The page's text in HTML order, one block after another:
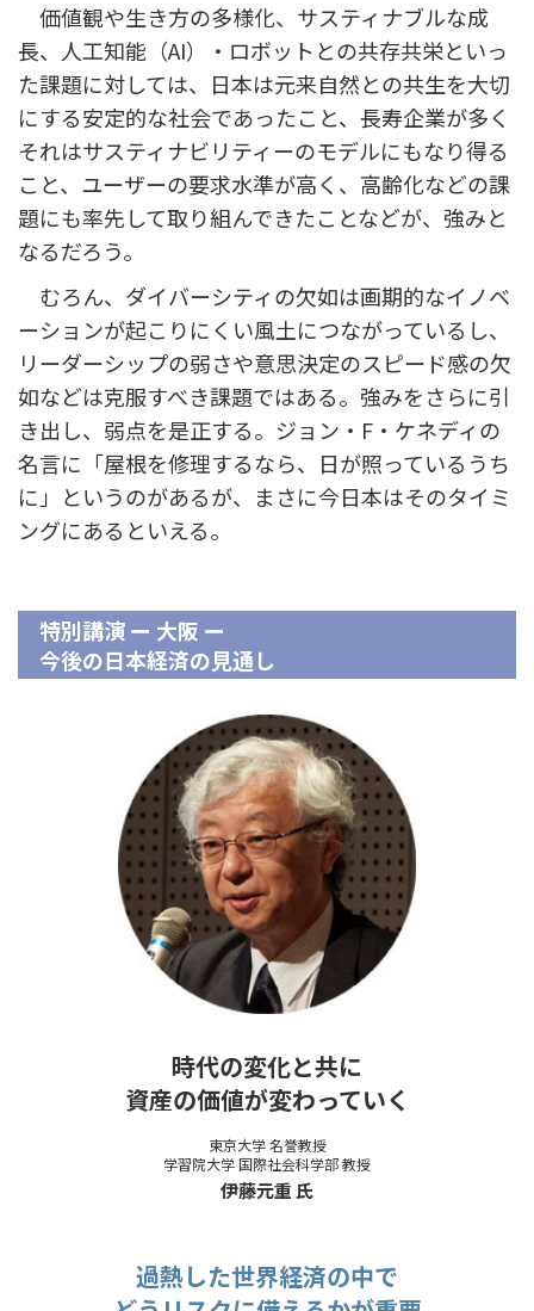
価値観や生き方の多様化、サスティナブルな成
長、人工知能（AI）・ロボットとの共存共栄といっ
た課題に対しては、日本は元来自然との共生を大切
にする安定的な社会であったこと、長寿企業が多く
それはサスティナビリティーのモデルにもなり得る
こと、ユーザーの要求水準が高く、高齢化などの課
題にも率先して取り組んできたことなどが、強みと
なるだろう。
むろん、ダイバーシティの欠如は画期的なイノベ
ーションが起こりにくい風土につながっているし、
リーダーシップの弱さや意思決定のスピード感の欠
如などは克服すべき課題ではある。強みをさらに引
き出し、弱点を是正する。ジョン・F・ケネディの
名言に「屋根を修理するなら、日が照っているうち
に」というのがあるが、まさに今日本はそのタイミ
ングにあるといえる。
特別講演 ー 大阪 ー
今後の日本経済の見通し
時代の変化と共に
資産の価値が変わっていく
東京大学 名誉教授
学習院大学 国際社会科学部 教授
伊藤元重 氏
過熱した世界経済の中で